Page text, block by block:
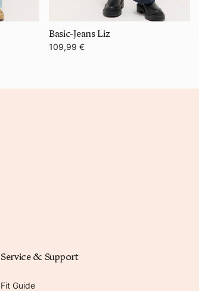
Basic-Jeans Liz
109,99 €
Service & Support
Fit Guide